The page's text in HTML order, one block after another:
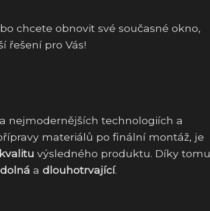
chcete obnovit své současné okno,
řešení pro Vás!
nejmodernějších technologiích a
materiálů po finální montáž, je
kvalitu výsledného produktu. Díky tomu
a dlouhotrvající.